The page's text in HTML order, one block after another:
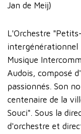
Jan de Meij)
L'Orchestre
intergénérationnel
Musique
Audois, composé
passionnés. Son
centenaire de la
Souci". Sous la
d'orchestre et